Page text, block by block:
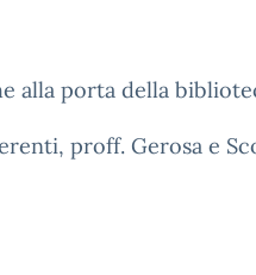
alla porta della
proff. Gerosa e